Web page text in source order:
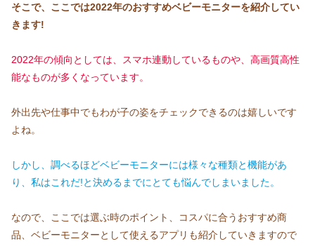
そこで、ここでは2022年のおすすめベビーモニターを紹介してい
きます!
2022年の傾向としては、スマホ連動しているものや、高画質高性
能なものが多くなっています。
外出先や仕事中でもわが子の姿をチェックできるのは嬉しいです
よね。
しかし、調べるほどベビーモニターには様々な種類と機能があ
り、私はこれだ!と決めるまでにとても悩んでしまいました。
なので、ここでは選ぶ時のポイント、コスパに合うおすすめ商
品、ベビーモニターとして使えるアプリも紹介していきますので